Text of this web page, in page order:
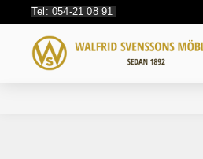
Tel: 054-21 08 91